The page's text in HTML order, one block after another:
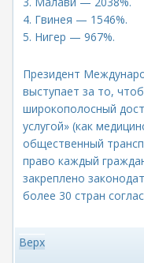
4. Гвинея — 1546%.
5. Нигер — 967%.
Президент
выступает за то,
широкополосный
услугой» (как
общественный
право каждый
закреплено
более 30 стран
Верх